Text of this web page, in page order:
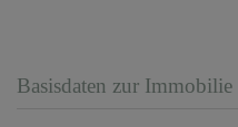
Basisdaten zur Immobilie